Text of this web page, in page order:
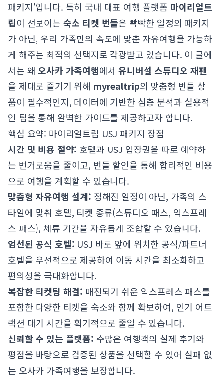
패키지'입니다. 특히 국내 대표 여행 플랫폼 마이리얼트
립이 선보이는 숙소 티켓 번들은 빡빡한 일정의 패키지
가 아닌, 우리 가족만의 속도에 맞춘 자유여행을 가능하
게 해주는 최적의 선택지로 각광받고 있습니다. 이 글에
서는 왜 오사카 가족여행에서 유니버설 스튜디오 재팬
을 제대로 즐기기 위해 myrealtrip의 맞춤형 번들 상
품이 필수적인지, 데이터에 기반한 심층 분석과 실용적
인 팁을 통해 완벽한 가이드를 제공하고자 합니다.
핵심 요약: 마이리얼트립 USJ 패키지 장점
시간 및 비용 절약: 호텔과 USJ 입장권을 따로 예약하
는 번거로움을 줄이고, 번들 할인을 통해 합리적인 비용
으로 여행을 계획할 수 있습니다.
맞춤형 자유여행 설계: 정해진 일정이 아닌, 가족의 스
타일에 맞춰 호텔, 티켓 종류(스튜디오 패스, 익스프레
스 패스), 체류 기간을 자유롭게 조합할 수 있습니다.
엄선된 공식 호텔: USJ 바로 앞에 위치한 공식/파트너
호텔을 우선적으로 제공하여 이동 시간을 최소화하고
편의성을 극대화합니다.
복잡한 티켓팅 해결: 매진되기 쉬운 익스프레스 패스를
포함한 다양한 티켓을 숙소와 함께 확보하여, 인기 어트
랙션 대기 시간을 획기적으로 줄일 수 있습니다.
신뢰할 수 있는 플랫폼: 수많은 여행객의 실제 후기와
평점을 바탕으로 검증된 상품을 선택할 수 있어 실패 없
는 오사카 가족여행을 보장합니다.